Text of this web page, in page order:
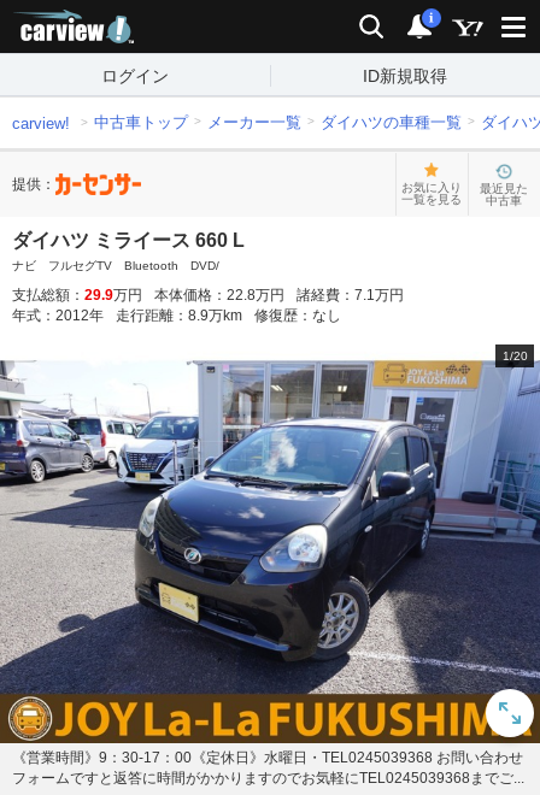
検索 通知
i
ログイン ID新規取得
carview! 中古車トップ メーカー一覧 ダイハツの車種一覧 ダイハ
提供：
お気に入り
一覧を見る
最近見た
中古車
ダイハツ ミライース 660 L
ナビ フルセグTV Bluetooth DVD/
支払総額： 29.9万円 本体価格： 22.8万円 諸経費： 7.1万円
年式： 2012年 走行距離： 8.9万km 修復歴： なし
1/20
《営業時間》9：30-17：00《定休日》水曜日・TEL0245039368 お問い合わせ
フォームですと返答に時間がかかりますのでお気軽にTEL0245039368までご...